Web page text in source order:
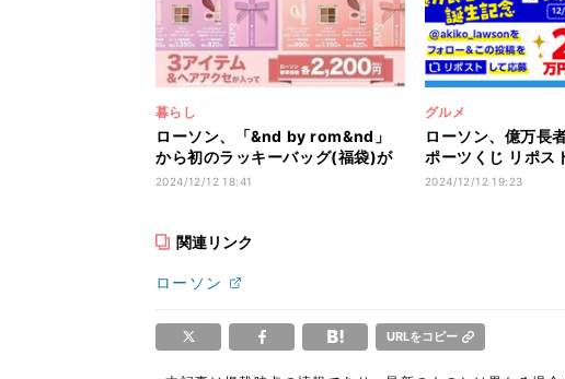
暮らし
ローソン、「&nd by rom&nd」
から初のラッキーバッグ(福袋)が
登場! パーソナルカラーに合わせて
2024/12/12 18:41
グルメ
ローソン、億万長
ポーツくじ リポス
実施
2024/12/12 19:23
関連リンク
ローソン
URLをコピー